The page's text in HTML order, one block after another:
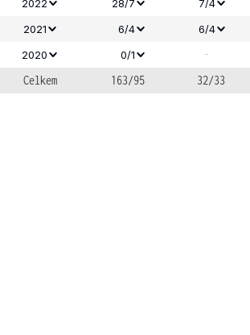
2022
28/7 7/4
2021
6/4 6/4
2020 0/1 -
Celkem
163/95 32/33